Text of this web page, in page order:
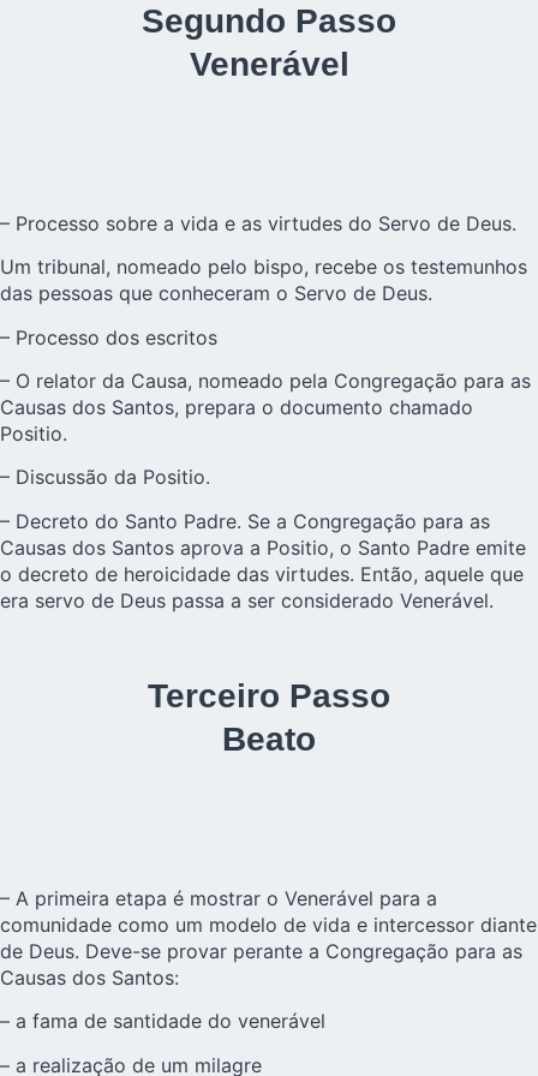
Segundo Passo
Venerável
– Processo sobre a vida e as virtudes do Servo de Deus.
Um tribunal, nomeado pelo bispo, recebe os testemunhos
das pessoas que conheceram o Servo de Deus.
– Processo dos escritos
– O relator da Causa, nomeado pela Congregação para as
Causas dos Santos, prepara o documento chamado
Positio.
– Discussão da Positio.
– Decreto do Santo Padre. Se a Congregação para as
Causas dos Santos aprova a Positio, o Santo Padre emite
o decreto de heroicidade das virtudes. Então, aquele que
era servo de Deus passa a ser considerado Venerável.
Terceiro Passo
Beato
– A primeira etapa é mostrar o Venerável para a
comunidade como um modelo de vida e intercessor diante
de Deus. Deve-se provar perante a Congregação para as
Causas dos Santos:
– a fama de santidade do venerável
– a realização de um milagre